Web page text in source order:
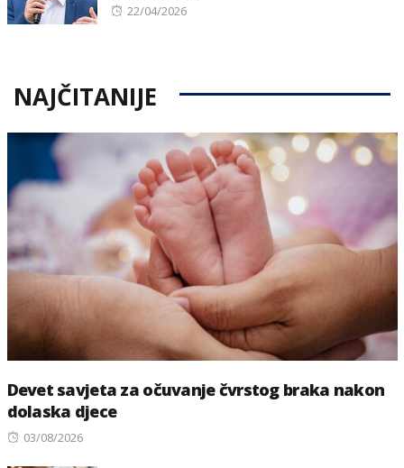
Posted
22/04/2026
NAJČITANIJE
Devet savjeta za očuvanje čvrstog braka nakon
dolaska djece
Posted
03/08/2026